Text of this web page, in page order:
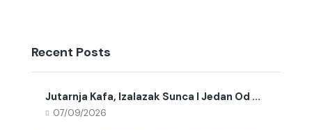
Recent Posts
Jutarnja Kafa, Izalazak Sunca I Jedan Od ...
07/09/2026